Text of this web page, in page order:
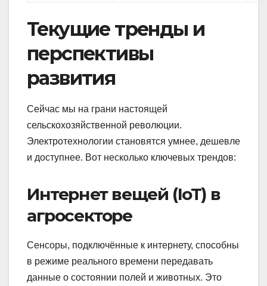
Текущие тренды и
перспективы
развития
Сейчас мы на грани настоящей
сельскохозяйственной революции.
Электротехнологии становятся умнее, дешевле
и доступнее. Вот несколько ключевых трендов:
Интернет вещей (IoT) в
агросекторе
Сенсоры, подключённые к интернету, способны
в режиме реального времени передавать
данные о состоянии полей и животных. Это